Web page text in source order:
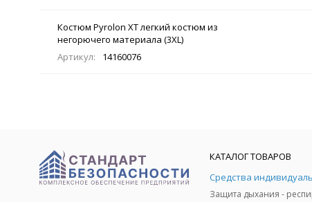
Костюм Pyrolon XT легкий костюм из
негорючего материала (3XL)
Артикул:
14160076
КАТАЛОГ ТОВАРОВ